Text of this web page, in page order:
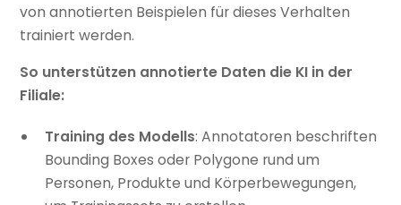
von annotierten Beispielen für dieses Verhalten
trainiert werden.
So unterstützen annotierte Daten die KI in der
Filiale:
Training des Modells: Annotatoren beschriften
Bounding Boxes oder Polygone rund um
Personen, Produkte und Körperbewegungen,